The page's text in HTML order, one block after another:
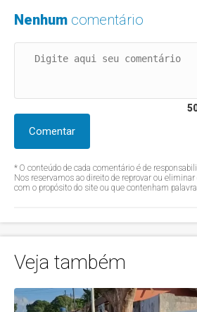
Nenhum comentário
Comentar
* O conteúdo de cada comentário é de
Nos reservamos ao direito de reprovar ou
com o propósito do site ou que contenham
Veja também